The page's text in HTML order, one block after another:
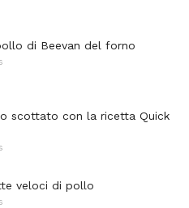
di Beevan del forno
scottato con la ricetta Quick
veloci di pollo